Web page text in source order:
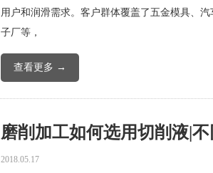
用户和润滑需求。客户群体覆盖了五金模具、
子厂等，
查看更多 →
磨削加工如何选用切削液|
2018.05.17